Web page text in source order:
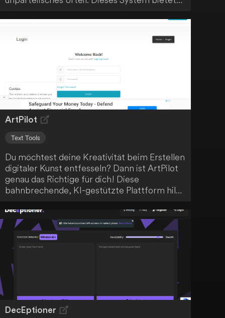
Konfliktlösungen, angetrieben durch
ArtPilot
Text Tools
Du möchtest deine Kreativität beim Erstellen
digitaler Kunst entfesseln? Dann ist ArtPilot
genau das Richtige für dich! Diese
bahnbrechende, KI-gestützte Plattform hilft
Avatare zum Leben zu erwecken. Mit
ArtPilot revolutionierst du das Gestalten
digitaler Kunst.
DecEptioner